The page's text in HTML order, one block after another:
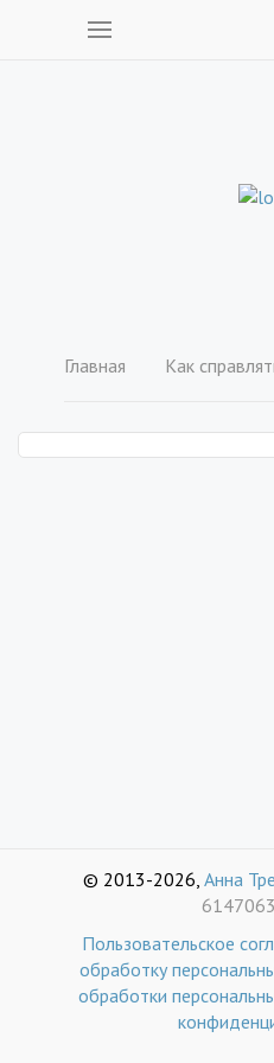
Главная Как справляться
© 2013-2026, Анна
Пользовательское
обработку
обработки